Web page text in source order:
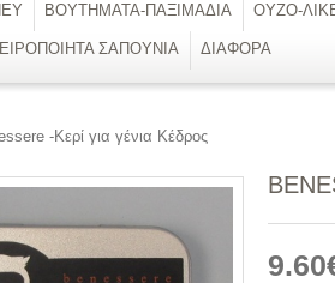
ΒΟΥΤΗΜΑΤΑ-ΠΑΞΙΜΑΔΙΑ ΟΥΖΟ-
ΣΑΠΟΥΝΙΑ ΔΙΑΦΟΡΑ
-Κερί για γένια Κέδρος